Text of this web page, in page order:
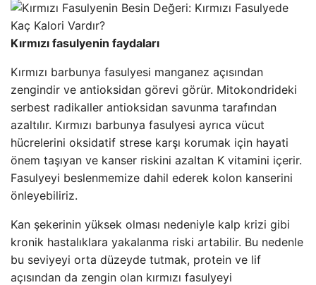
Kırmızı fasulyenin faydaları
Kırmızı barbunya fasulyesi manganez açısından
zengindir ve antioksidan görevi görür. Mitokondrideki
serbest radikaller antioksidan savunma tarafından
azaltılır. Kırmızı barbunya fasulyesi ayrıca vücut
hücrelerini oksidatif strese karşı korumak için hayati
önem taşıyan ve kanser riskini azaltan K vitamini içerir.
Fasulyeyi beslenmemize dahil ederek kolon kanserini
önleyebiliriz.
Kan şekerinin yüksek olması nedeniyle kalp krizi gibi
kronik hastalıklara yakalanma riski artabilir. Bu nedenle
bu seviyeyi orta düzeyde tutmak, protein ve lif
açısından da zengin olan kırmızı fasulyeyi